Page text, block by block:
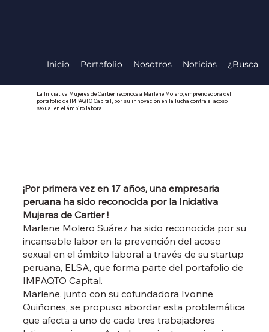
Inicio Portafolio Nosotros Noticias ¿Buscas
La Iniciativa Mujeres de Cartier reconoce a Marlene Molero, emprendedora del
portafolio de IMPAQTO Capital, por su innovación en la lucha contra el acoso
sexual en el ámbito laboral
¡Por primera vez en 17 años, una empresaria
peruana ha sido reconocida por la Iniciativa
Mujeres de Cartier!
Marlene Molero Suárez ha sido reconocida por su
incansable labor en la prevención del acoso
sexual en el ámbito laboral a través de su startup
peruana, ELSA, que forma parte del portafolio de
IMPAQTO Capital.
Marlene, junto con su cofundadora Ivonne
Quiñones, se propuso abordar esta problemática
que afecta a uno de cada tres trabajadores